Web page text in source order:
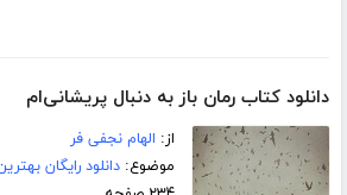
دانلود کتاب رمان باز به دنبال پریشانی‌ام
از: الهام نجفی فر
موضوع:دانلود رایگان